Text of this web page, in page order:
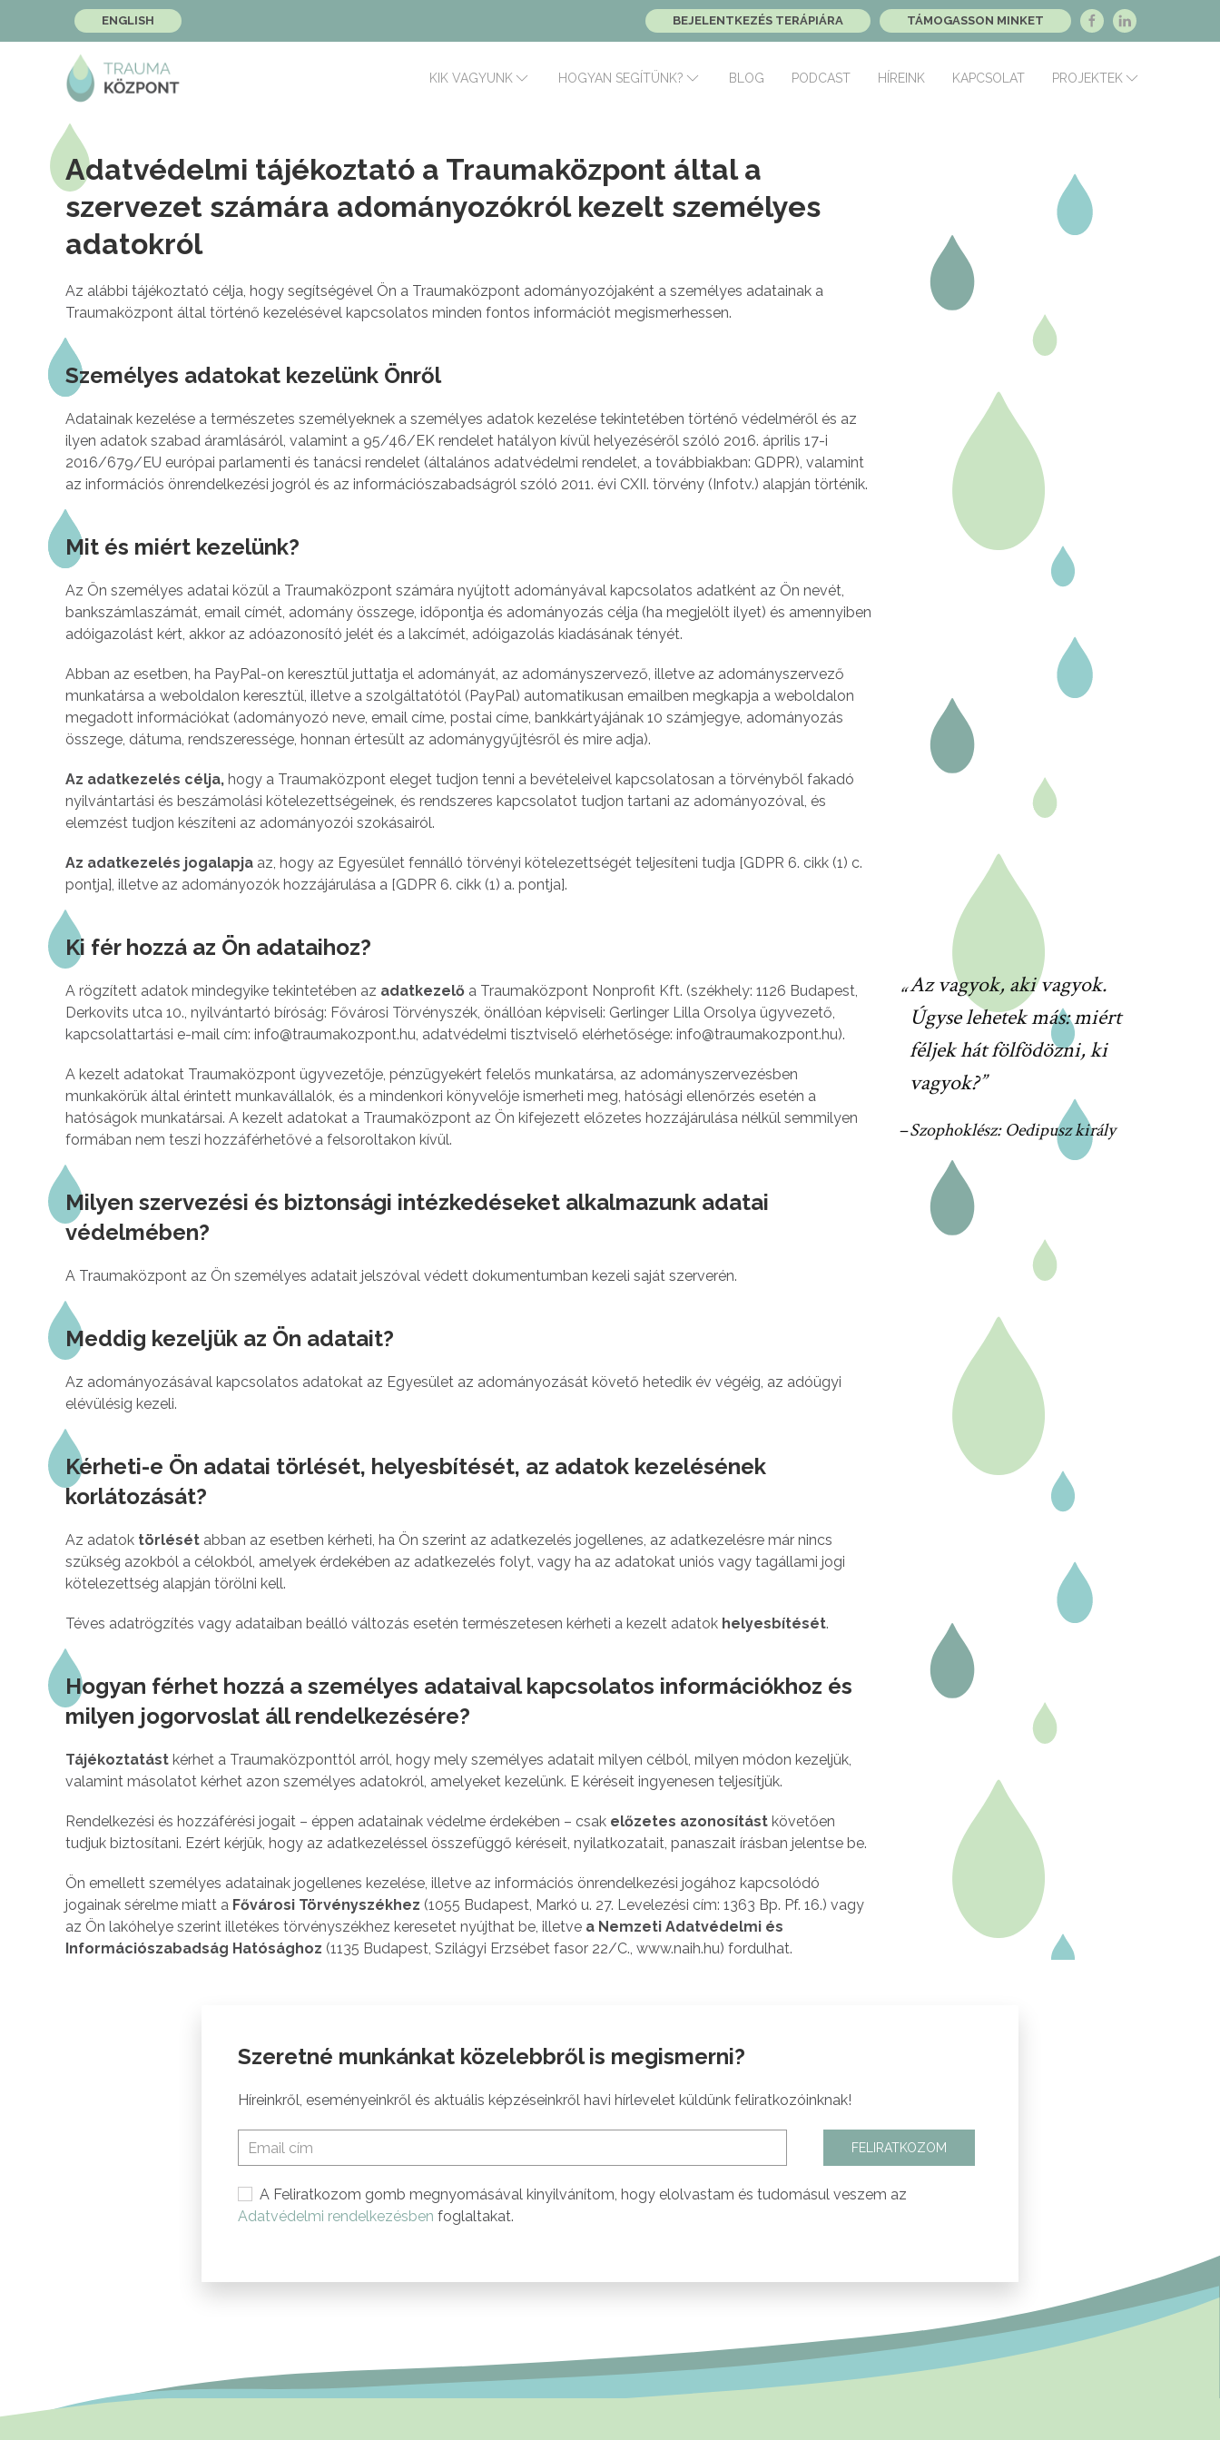
ENGLISH BEJELENTKEZÉS TERÁPIÁRA TÁMOGASSON MINKET
KIK VAGYUNK HOGYAN SEGÍTÜNK? BLOG PODCAST HÍREINK KAPCSOLAT PROJEKTEK
Adatvédelmi tájékoztató a Traumaközpont által a
szervezet számára adományozókról kezelt személyes
adatokról
Az alábbi tájékoztató célja, hogy segítségével Ön a Traumaközpont adományozójaként a személyes adatainak a
Traumaközpont által történő kezelésével kapcsolatos minden fontos információt megismerhessen.
Személyes adatokat kezelünk Önről
Adatainak kezelése a természetes személyeknek a személyes adatok kezelése tekintetében történő védelméről és az
ilyen adatok szabad áramlásáról, valamint a 95/46/EK rendelet hatályon kívül helyezéséről szóló 2016. április 17-i
2016/679/EU európai parlamenti és tanácsi rendelet (általános adatvédelmi rendelet, a továbbiakban: GDPR), valamint
az információs önrendelkezési jogról és az információszabadságról szóló 2011. évi CXII. törvény (Infotv.) alapján történik.
Mit és miért kezelünk?
Az Ön személyes adatai közül a Traumaközpont számára nyújtott adományával kapcsolatos adatként az Ön nevét,
bankszámlaszámát, email címét, adomány összege, időpontja és adományozás célja (ha megjelölt ilyet) és amennyiben
adóigazolást kért, akkor az adóazonosító jelét és a lakcímét, adóigazolás kiadásának tényét.
Abban az esetben, ha PayPal-on keresztül juttatja el adományát, az adományszervező, illetve az adományszervező
munkatársa a weboldalon keresztül, illetve a szolgáltatótól (PayPal) automatikusan emailben megkapja a weboldalon
megadott információkat (adományozó neve, email címe, postai címe, bankkártyájának 10 számjegye, adományozás
összege, dátuma, rendszeressége, honnan értesült az adománygyűjtésről és mire adja).
Az adatkezelés célja, hogy a Traumaközpont eleget tudjon tenni a bevételeivel kapcsolatosan a törvényből fakadó
nyilvántartási és beszámolási kötelezettségeinek, és rendszeres kapcsolatot tudjon tartani az adományozóval, és
elemzést tudjon készíteni az adományozói szokásairól.
Az adatkezelés jogalapja az, hogy az Egyesület fennálló törvényi kötelezettségét teljesíteni tudja [GDPR 6. cikk (1) c.
pontja], illetve az adományozók hozzájárulása a [GDPR 6. cikk (1) a. pontja].
Ki fér hozzá az Ön adataihoz?
A rögzített adatok mindegyike tekintetében az adatkezelő a Traumaközpont Nonprofit Kft. (székhely: 1126 Budapest,
Derkovits utca 10., nyilvántartó bíróság: Fővárosi Törvényszék, önállóan képviseli: Gerlinger Lilla Orsolya ügyvezető,
kapcsolattartási e-mail cím: info@traumakozpont.hu, adatvédelmi tisztviselő elérhetősége: info@traumakozpont.hu).
A kezelt adatokat Traumaközpont ügyvezetője, pénzügyekért felelős munkatársa, az adományszervezésben
munkakörük által érintett munkavállalók, és a mindenkori könyvelője ismerheti meg, hatósági ellenőrzés esetén a
hatóságok munkatársai. A kezelt adatokat a Traumaközpont az Ön kifejezett előzetes hozzájárulása nélkül semmilyen
formában nem teszi hozzáférhetővé a felsoroltakon kívül.
Milyen szervezési és biztonsági intézkedéseket alkalmazunk adatai
védelmében?
A Traumaközpont az Ön személyes adatait jelszóval védett dokumentumban kezeli saját szerverén.
Meddig kezeljük az Ön adatait?
Az adományozásával kapcsolatos adatokat az Egyesület az adományozását követő hetedik év végéig, az adóügyi
elévülésig kezeli.
Kérheti-e Ön adatai törlését, helyesbítését, az adatok kezelésének
korlátozását?
Az adatok törlését abban az esetben kérheti, ha Ön szerint az adatkezelés jogellenes, az adatkezelésre már nincs
szükség azokból a célokból, amelyek érdekében az adatkezelés folyt, vagy ha az adatokat uniós vagy tagállami jogi
kötelezettség alapján törölni kell.
Téves adatrögzítés vagy adataiban beálló változás esetén természetesen kérheti a kezelt adatok helyesbítését.
Hogyan férhet hozzá a személyes adataival kapcsolatos információkhoz és
milyen jogorvoslat áll rendelkezésére?
Tájékoztatást kérhet a Traumaközponttól arról, hogy mely személyes adatait milyen célból, milyen módon kezeljük,
valamint másolatot kérhet azon személyes adatokról, amelyeket kezelünk. E kéréseit ingyenesen teljesítjük.
Rendelkezési és hozzáférési jogait – éppen adatainak védelme érdekében – csak előzetes azonosítást követően
tudjuk biztosítani. Ezért kérjük, hogy az adatkezeléssel összefüggő kéréseit, nyilatkozatait, panaszait írásban jelentse be.
Ön emellett személyes adatainak jogellenes kezelése, illetve az információs önrendelkezési jogához kapcsolódó
jogainak sérelme miatt a Fővárosi Törvényszékhez (1055 Budapest, Markó u. 27. Levelezési cím: 1363 Bp. Pf. 16.) vagy
az Ön lakóhelye szerint illetékes törvényszékhez keresetet nyújthat be, illetve a Nemzeti Adatvédelmi és
Információszabadság Hatósághoz (1135 Budapest, Szilágyi Erzsébet fasor 22/C., www.naih.hu) fordulhat.
Az vagyok, aki vagyok.
Úgyse lehetek más: miért
féljek hát fölfödözni, ki
vagyok?
Szophoklész: Oedipusz király
Szeretné munkánkat közelebbről is megismerni?
Híreinkről, eseményeinkről és aktuális képzéseinkről havi hírlevelet küldünk feliratkozóinknak!
FELIRATKOZOM
A Feliratkozom gomb megnyomásával kinyilvánítom, hogy elolvastam és tudomásul veszem az
Adatvédelmi rendelkezésben foglaltakat.